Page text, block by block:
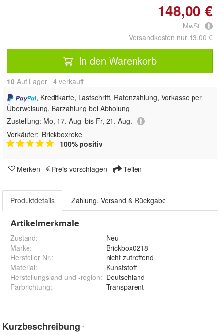
148,00 €
MwSt.
Versandkosten nur 13,00 €
In den Warenkorb
10 Auf Lager 4 verkauft
, Kreditkarte, Lastschrift, Ratenzahlung, Vorkasse per
Überweisung, Barzahlung bei Abholung
Zustellung: Mo, 17. Aug. bis Fr, 21. Aug.
Verkäufer: Brickboxreke
100% positiv
Merken Preis vorschlagen Teilen
Produktdetails Zahlung, Versand & Rückgabe
Artikelmerkmale
Zustand:
Neu
Marke:
Brickbox0218
Hersteller Nr.:
nicht zutreffend
Material:
Kunststoff
Herstellungsland und -region: Deutschland
Farbrichtung: Transparent
Kurzbeschreibung *